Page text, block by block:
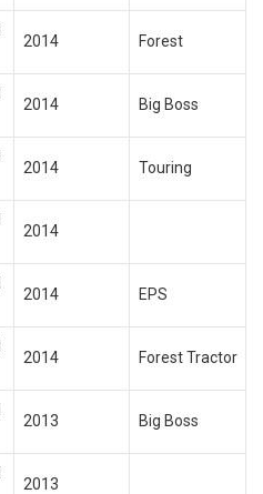
2014 Forest
2014 Big Boss
2014 Touring
2014
2014 EPS
2014 Forest Tractor
2013 Big Boss
2013